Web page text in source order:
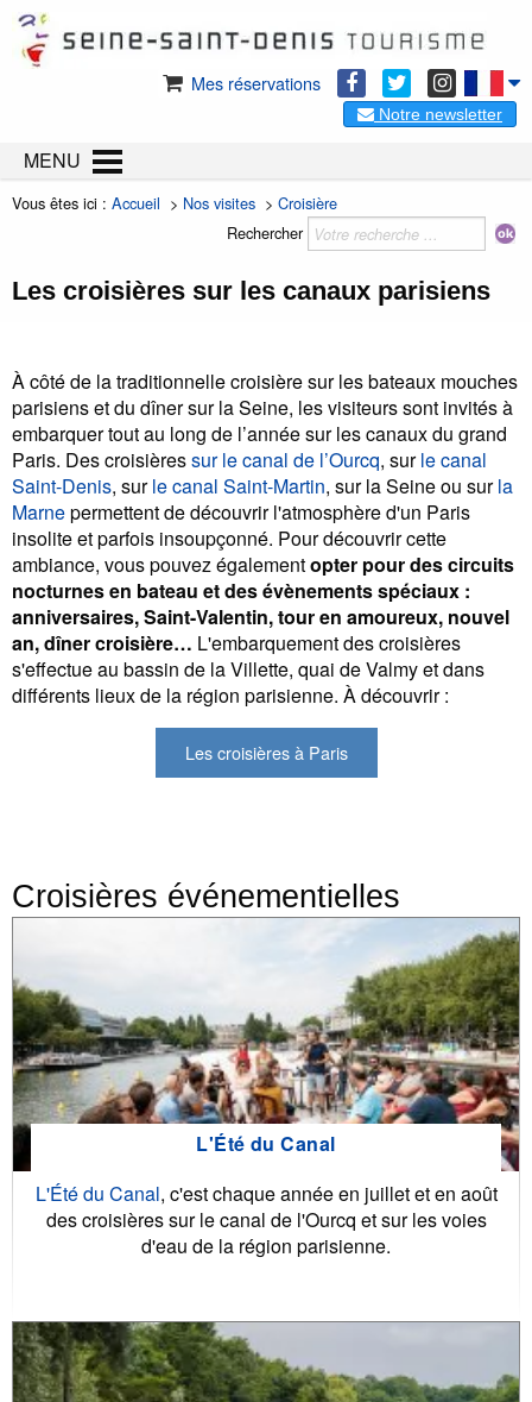
Mes réservations
Notre newsletter
MENU
Vous êtes ici : Accueil > Nos visites > Croisière
Rechercher
Les croisières sur les canaux parisiens
À côté de la traditionnelle croisière sur les bateaux mouches
parisiens et du dîner sur la Seine, les visiteurs sont invités à
embarquer tout au long de l’année sur les canaux du grand
Paris. Des croisièressur le canal de l’Ourcq, surle canal
Saint-Denis, surle canal Saint-Martin, sur la Seine ou surla
Marnepermettent de découvrir l'atmosphère d'un Paris
insolite et parfois insoupçonné. Pour découvrir cette
ambiance, vous pouvez égalementopter pour des circuits
nocturnes en bateau et des évènements spéciaux :
anniversaires, Saint-Valentin, tour en amoureux, nouvel
an, dîner croisière… L'embarquement des croisières
s'effectue au bassin de la Villette, quai de Valmy et dans
différents lieux de la région parisienne. À découvrir :
Les croisières à Paris
Croisières événementielles
L'Été du Canal
L'Été du Canal, c'est chaque année en juillet et en août
des croisières sur le canal de l'Ourcq et sur les voies
d'eau de la région parisienne.